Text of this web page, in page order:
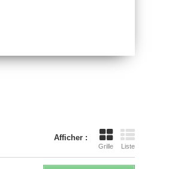
Afficher :
Grille Liste